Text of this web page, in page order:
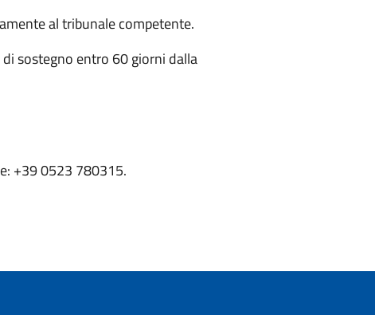
al tribunale competente.
sostegno entro 60 giorni dalla
+39 0523 780315.